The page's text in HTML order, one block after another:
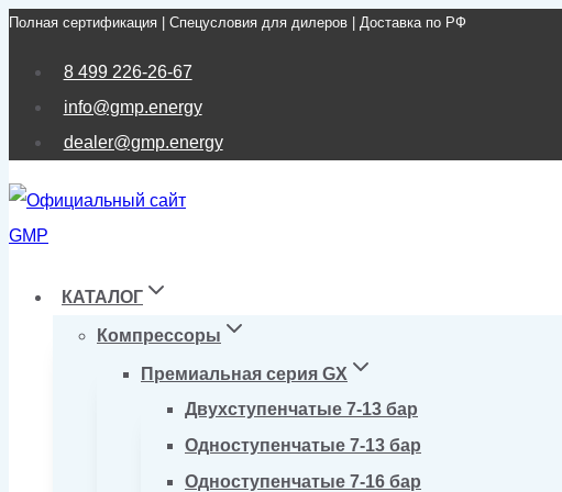
Перейти
Полная сертификация | Спецусловия для дилеров | Доставка по РФ
8 499 226-26-67
info@gmp.energy
dealer@gmp.energy
КАТАЛОГ
Компрессоры
Премиальная серия GX
Двухступенчатые 7-13 бар
Одноступенчатые 7-13 бар
Одноступенчатые 7-16 бар